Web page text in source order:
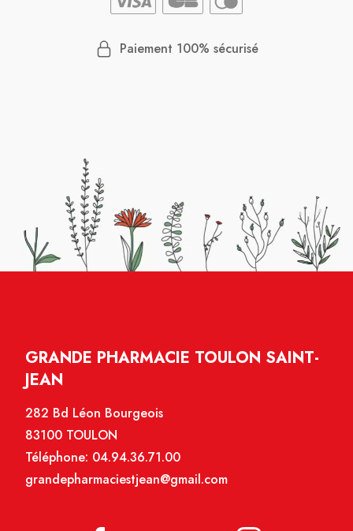
Paiement 100% sécurisé
GRANDE PHARMACIE TOULON SAINT-
JEAN
282 Bd Léon Bourgeois
83100 TOULON
Téléphone: 04.94.36.71.00
grandepharmaciestjean@gmail.com